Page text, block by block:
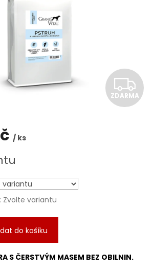
Z
D
ZDARMA
/ ks
Zvolte variantu
do košíku
S ČERSTVÝM MASEM BEZ OBILNIN.